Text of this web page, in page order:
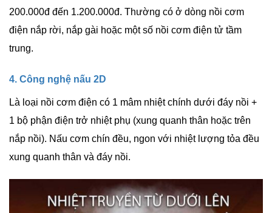
200.000đ đến 1.200.000đ. Thường có ở dòng nồi cơm
điện nắp rời, nắp gài hoặc một số nồi cơm điện tử tầm
trung.
4. Công nghệ nấu 2D
Là loại nồi cơm điện có 1 mâm nhiệt chính dưới đáy nồi +
1 bộ phận điện trở nhiệt phụ (xung quanh thân hoặc trên
nắp nồi). Nấu cơm chín đều, ngon với nhiệt lượng tỏa đều
xung quanh thân và đáy nồi.